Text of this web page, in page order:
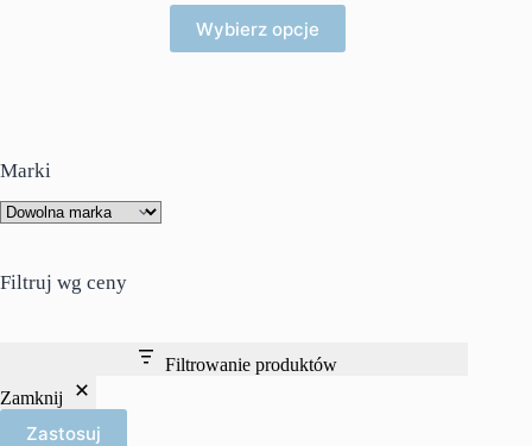
Wybierz opcje
produkt
ma
Marki
Filtruj wg ceny
Filtrowanie produktów
Zamknij
Zastosuj